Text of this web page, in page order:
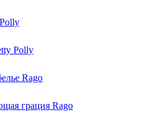
Polly
Rago
грация Rago